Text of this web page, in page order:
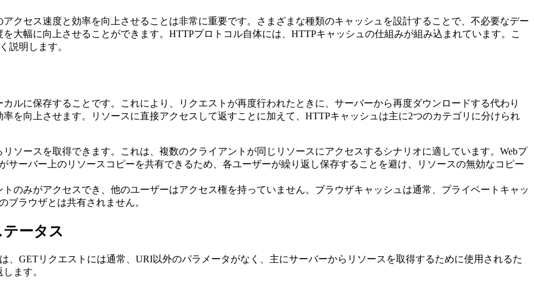
クセス速度と効率を向上させることは非常に重要です。さまざまな種類のキャッシュを設計することで、不必要なデー
大幅に向上させることができます。HTTPプロトコル自体には、HTTPキャッシュの仕組みが組み込まれています。こ
説明します。
ルに保存することです。これにより、リクエストが再度行われたときに、サーバーから再度ダウンロードする代わり
を向上させます。リソースに直接アクセスして返すことに加えて、HTTPキャッシュは主に2つのカテゴリに分けられ
ソースを取得できます。これは、複数のクライアントが同じリソースにアクセスするシナリオに適しています。Webプ
サーバー上のリソースコピーを共有できるため、各ユーザーが繰り返し保存することを避け、リソースの無効なコピー
のみがアクセスでき、他のユーザーはアクセス権を持っていません。ブラウザキャッシュは通常、プライベートキャッ
ブラウザとは共有されません。
ータス
、GETリクエストには通常、URI以外のパラメータがなく、主にサーバーからリソースを取得するために使用されるた
ます。